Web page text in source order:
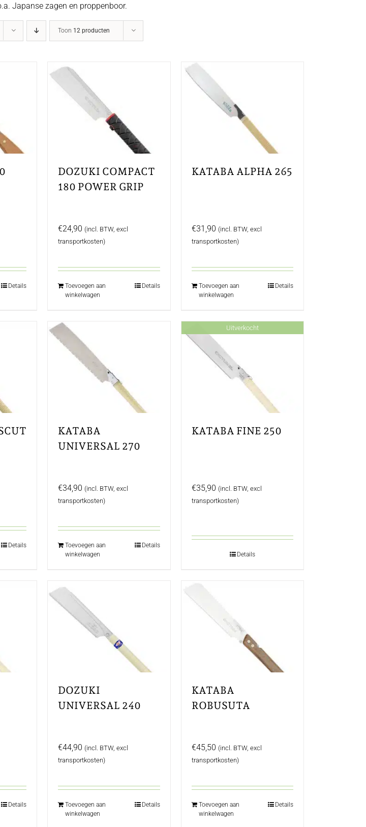
Japanse zagen en proppenboor.
Toon 12 producten
Details
DOZUKI COMPACT
180 POWER GRIP
€24,90 (incl. BTW, excl
transportkosten)
Toevoegen aan
winkelwagen
Details
KATABA ALPHA 265
€31,90 (incl. BTW, excl
transportkosten)
Toevoegen aan
winkelwagen
Details
Details
KATABA
UNIVERSAL 270
€34,90 (incl. BTW, excl
transportkosten)
Toevoegen aan
winkelwagen
Details
Uitverkocht
KATABA FINE 250
€35,90 (incl. BTW, excl
transportkosten)
Details
Details
DOZUKI
UNIVERSAL 240
€44,90 (incl. BTW, excl
transportkosten)
Toevoegen aan
winkelwagen
Details
KATABA
ROBUSUTA
€45,50 (incl. BTW, excl
transportkosten)
Toevoegen aan
winkelwagen
Details